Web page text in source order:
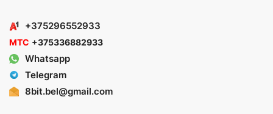
+375296552933
МТС +375336882933
Whatsapp
Telegram
8bit.bel@gmail.com